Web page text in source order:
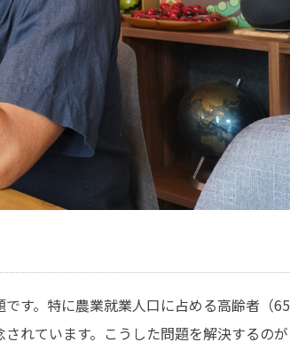
す。特に農業就業人口に占める高齢者（65
れています。こうした問題を解決するのが